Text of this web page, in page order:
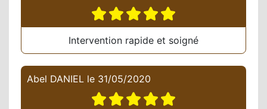
Intervention rapide et soigné
Abel DANIEL le 31/05/2020